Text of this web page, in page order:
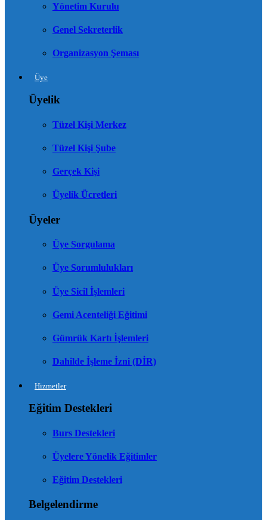
Yönetim Kurulu
Genel Sekreterlik
Organizasyon Şeması
Üye
Üyelik
Tüzel Kişi Merkez
Tüzel Kişi Şube
Gerçek Kişi
Üyelik Ücretleri
Üyeler
Üye Sorgulama
Üye Sorumlulukları
Üye Sicil İşlemleri
Gemi Acenteliği Eğitimi
Gümrük Kartı İşlemleri
Dahilde İşleme İzni (DİR)
Hizmetler
Eğitim Destekleri
Burs Destekleri
Üyelere Yönelik Eğitimler
Eğitim Destekleri
Belgelendirme